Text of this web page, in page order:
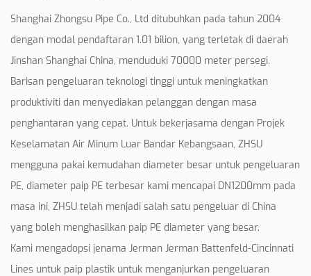
Shanghai Zhongsu Pipe Co., Ltd ditubuhkan pada tahun 2004
dengan modal pendaftaran 1.01 bilion, yang terletak di daerah
Jinshan Shanghai China, menduduki 70000 meter persegi.
Barisan pengeluaran teknologi tinggi untuk meningkatkan
produktiviti dan menyediakan pelanggan dengan masa
penghantaran yang cepat. Untuk bekerjasama dengan Projek
Keselamatan Air Minum Luar Bandar Kebangsaan, ZHSU
mengguna pakai kemudahan diameter besar untuk pengeluaran
PE, diameter paip PE terbesar kami mencapai DN1200mm pada
masa ini, ZHSU telah menjadi salah satu pengeluar di China
yang boleh menghasilkan paip PE diameter yang besar.
Kami mengadopsi jenama Jerman Jerman Battenfeld-Cincinnati
Lines untuk paip plastik untuk menganjurkan pengeluaran